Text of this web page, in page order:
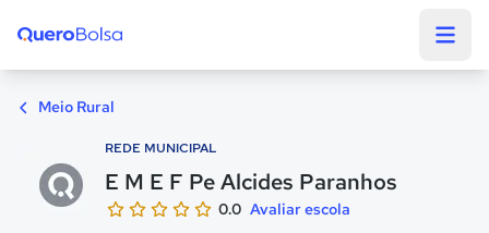
Meio Rural
REDE MUNICIPAL
E M E F Pe Alcides Paranhos
0.0 Avaliar escola